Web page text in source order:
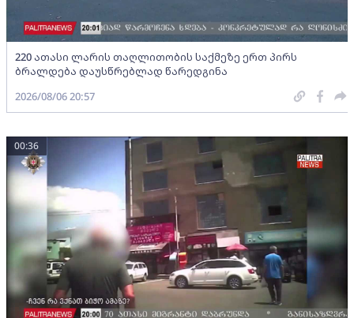
220 ათასი ლარის თაღლითობის საქმეზე ერთ პირს
ბრალდება დაუსწრებლად წარედგინა
2026/08/06 20:57
00:36